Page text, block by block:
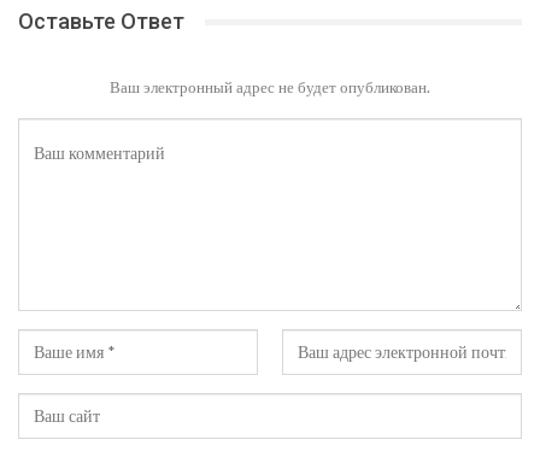
Оставьте Ответ
Ваш электронный адрес не будет опубликован.